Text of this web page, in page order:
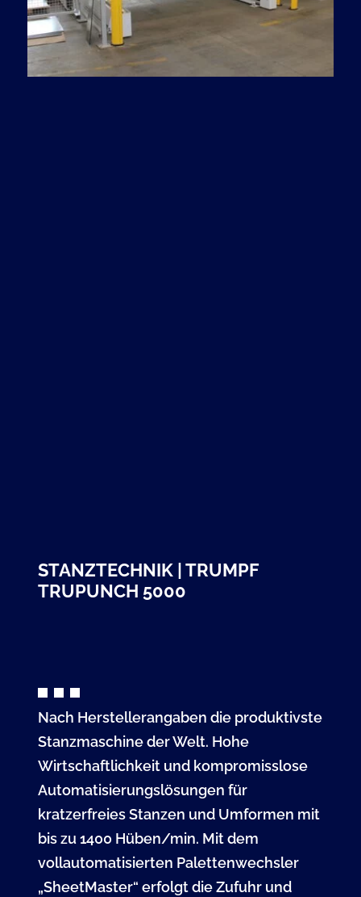
STANZTECHNIK | TRUMPF
TRUPUNCH 5000
Nach Herstellerangaben die produktivste
Stanzmaschine der Welt. Hohe
Wirtschaftlichkeit und kompromisslose
Automatisierungslösungen für
kratzerfreies Stanzen und Umformen mit
bis zu 1400 Hüben/min. Mit dem
vollautomatisierten Palettenwechsler
„SheetMaster“ erfolgt die Zufuhr und